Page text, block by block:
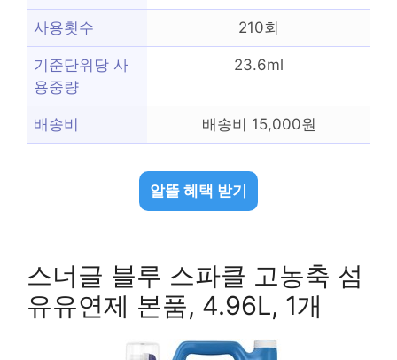
사용횟수 210회
기준단위당 사
용중량
23.6ml
배송비 배송비 15,000원
알뜰 혜택 받기
스너글 블루 스파클 고농축 섬
유유연제 본품, 4.96L, 1개